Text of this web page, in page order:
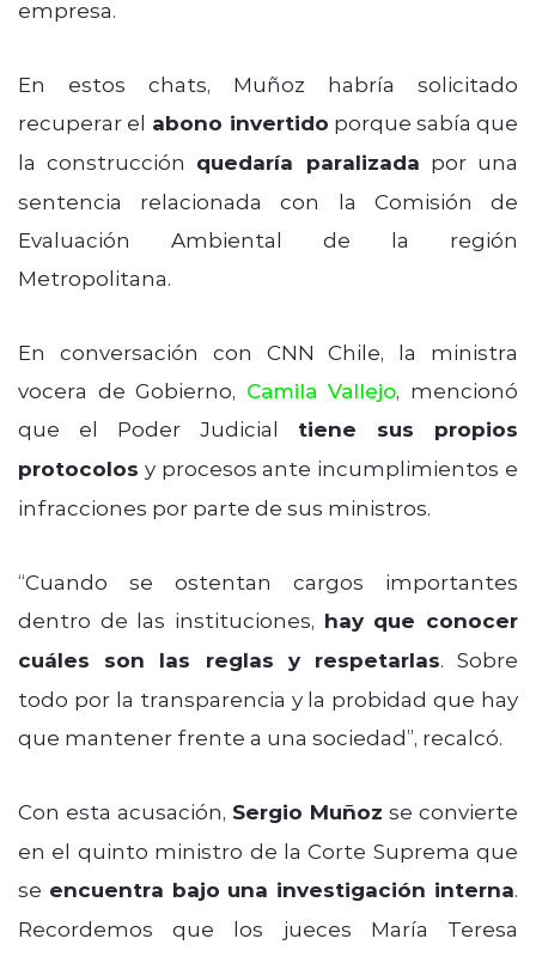
empresa.
En estos chats, Muñoz habría solicitado
recuperar el abono invertido porque sabía que
la construcción quedaría paralizada por una
sentencia relacionada con la Comisión de
Evaluación Ambiental de la región
Metropolitana.
En conversación con CNN Chile, la ministra
vocera de Gobierno, Camila Vallejo, mencionó
que el Poder Judicial tiene sus propios
protocolos y procesos ante incumplimientos e
infracciones por parte de sus ministros.
“Cuando se ostentan cargos importantes
dentro de las instituciones, hay que conocer
cuáles son las reglas y respetarlas. Sobre
todo por la transparencia y la probidad que hay
que mantener frente a una sociedad”, recalcó.
Con esta acusación, Sergio Muñoz se convierte
en el quinto ministro de la Corte Suprema que
se encuentra bajo una investigación interna.
Recordemos que los jueces María Teresa